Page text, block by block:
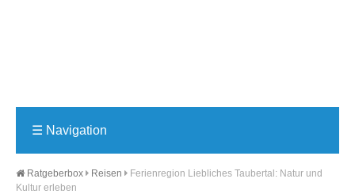
☰ Navigation
Ratgeberbox Reisen
Ferienregion Liebliches Taubertal: Natur und
Kultur erleben